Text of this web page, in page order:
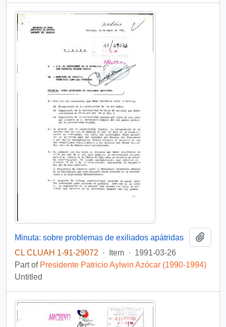
Minuta: sobre problemas de exiliados apátridas
CL CLUAH 1-91-29072
· Item · 1991-03-26
Part of Presidente Patricio Aylwin Azócar (1990-1994)
Untitled